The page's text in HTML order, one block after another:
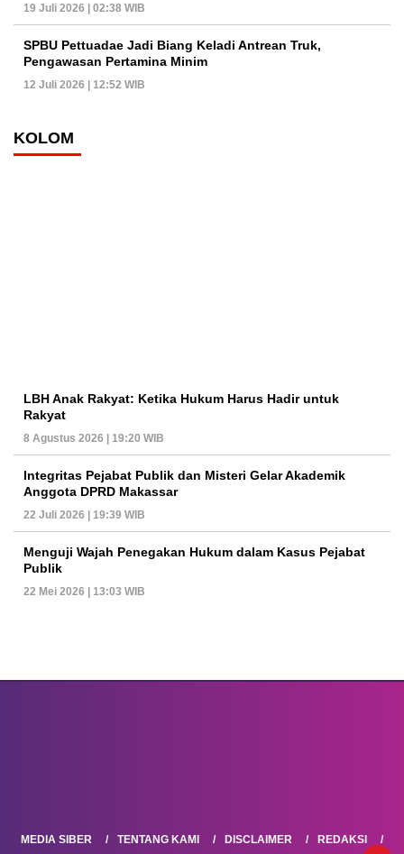
19 Juli 2026 | 02:38 WIB
SPBU Pettuadae Jadi Biang Keladi Antrean Truk,
Pengawasan Pertamina Minim
12 Juli 2026 | 12:52 WIB
KOLOM
LBH Anak Rakyat: Ketika Hukum Harus Hadir untuk
Rakyat
8 Agustus 2026 | 19:20 WIB
Integritas Pejabat Publik dan Misteri Gelar Akademik
Anggota DPRD Makassar
22 Juli 2026 | 19:39 WIB
Menguji Wajah Penegakan Hukum dalam Kasus Pejabat
Publik
22 Mei 2026 | 13:03 WIB
MEDIA SIBER TENTANG KAMI DISCLAIMER REDAKSI